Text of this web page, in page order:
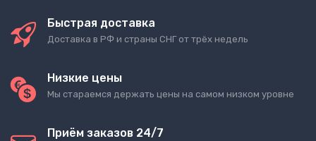
Быстрая доставка
Доставка в РФ и страны СНГ от трёх недель
Низкие цены
Мы стараемся держать цены на самом низком уровне
Приём заказов 24/7